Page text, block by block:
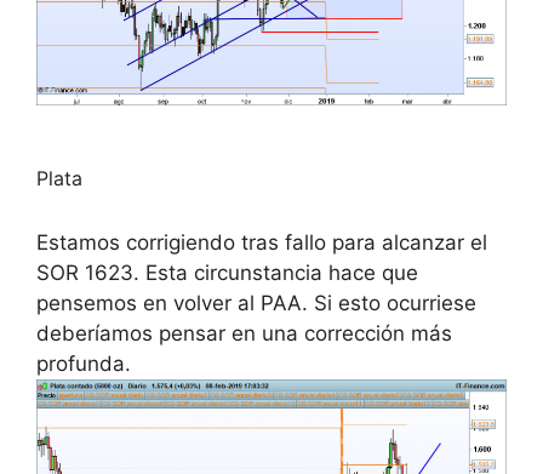
Plata
Estamos corrigiendo tras fallo para alcanzar el
SOR 1623. Esta circunstancia hace que
pensemos en volver al PAA. Si esto ocurriese
deberíamos pensar en una corrección más
profunda.